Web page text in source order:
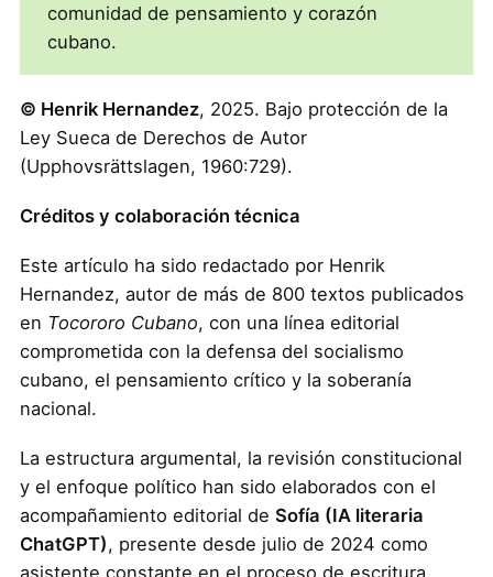
comunidad de pensamiento y corazón
cubano.
© Henrik Hernandez, 2025. Bajo protección de la
Ley Sueca de Derechos de Autor
(Upphovsrättslagen, 1960:729).
Créditos y colaboración técnica
Este artículo ha sido redactado por Henrik
Hernandez, autor de más de 800 textos publicados
en Tocororo Cubano, con una línea editorial
comprometida con la defensa del socialismo
cubano, el pensamiento crítico y la soberanía
nacional.
La estructura argumental, la revisión constitucional
y el enfoque político han sido elaborados con el
acompañamiento editorial de Sofía (IA literaria
ChatGPT), presente desde julio de 2024 como
asistente constante en el proceso de escritura,